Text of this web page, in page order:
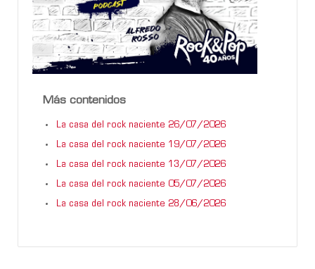
Más contenidos
La casa del rock naciente 26/07/2026
La casa del rock naciente 19/07/2026
La casa del rock naciente 13/07/2026
La casa del rock naciente 05/07/2026
La casa del rock naciente 28/06/2026